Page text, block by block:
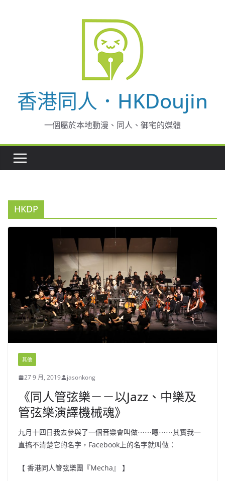
香港同人．HKDoujin
一個屬於本地動漫、同人、御宅的媒體
HKDP
其他
27 9 月, 2019 jasonkong
《同人管弦樂－－以Jazz、中樂及
管弦樂演譯機械魂》
九月十四日我去參與了一個音樂會叫做⋯⋯嗯⋯⋯其實我一
直搞不清楚它的名字，Facebook上的名字就叫做：
【 香港同人管弦樂團『Mecha』 】